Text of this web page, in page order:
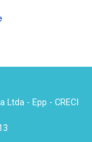
- Epp - CRECI